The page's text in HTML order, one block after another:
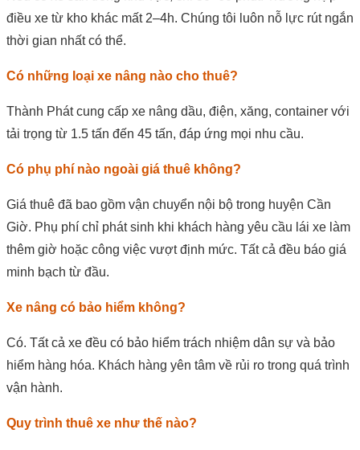
điều xe từ kho khác mất 2–4h. Chúng tôi luôn nỗ lực rút ngắn
thời gian nhất có thể.
Có những loại xe nâng nào cho thuê?
Thành Phát cung cấp xe nâng dầu, điện, xăng, container với
tải trọng từ 1.5 tấn đến 45 tấn, đáp ứng mọi nhu cầu.
Có phụ phí nào ngoài giá thuê không?
Giá thuê đã bao gồm vận chuyển nội bộ trong huyện Cần
Giờ. Phụ phí chỉ phát sinh khi khách hàng yêu cầu lái xe làm
thêm giờ hoặc công việc vượt định mức. Tất cả đều báo giá
minh bạch từ đầu.
Xe nâng có bảo hiểm không?
Có. Tất cả xe đều có bảo hiểm trách nhiệm dân sự và bảo
hiểm hàng hóa. Khách hàng yên tâm về rủi ro trong quá trình
vận hành.
Quy trình thuê xe như thế nào?